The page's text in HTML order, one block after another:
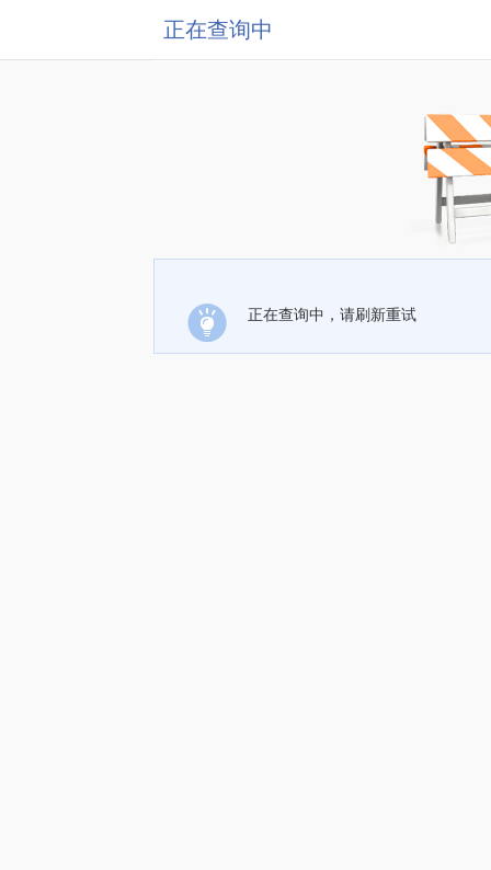
正在查询中
正在查询中，请刷新重试